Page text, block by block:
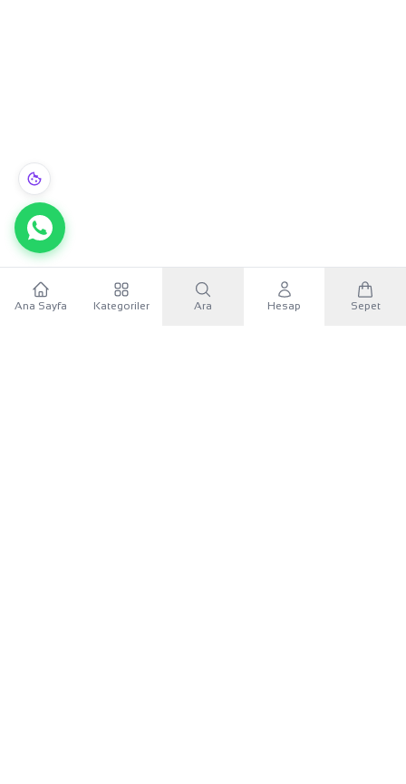
WhatsApp
Ana Sayfa Kategoriler Ara Hesap Sepet